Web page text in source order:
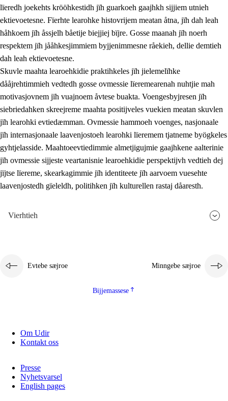
lïeredh joekehts krööhkestidh jïh guarkoeh gaajhkh sijjiem utnieh
ektievoetesne. Fïerhte learohke histovrijem meatan åtna, jïh dah leah
håhkoem jïh åssjelh båetije biejjiej bïjre. Gosse maanah jïh noerh
respektem jïh jååhkesjimmiem byjjenimmesne råekieh, dellie demtieh
dah leah ektievoetesne.
Skuvle maahta learoehkidie praktihkeles jïh jielemelïhke
dååjrehtimmieh vedtedh gosse ovmessie lïeremearenah nuhtjie mah
motivasjovnem jïh vuajnoem åvtese buakta. Voengesbyjresen jïh
siebriedahken skreejreme maahta positijveles vuekien meatan skuvlen
jïh learohki evtiedæmman. Ovmessie hammoeh voenges, nasjonaale
jïh internasjonaale laavenjostoeh learohki lïeremem tjatneme byögkeles
gyhtjelasside. Maahtoeevtiedimmie almetjigujmie gaajhkene aalterinie
jïh ovmessie sijjeste veartanisnie learoehkidie perspektijvh vedtieh dej
jïjtse lïereme, skearkagimmie jïh identiteete jïh aarvoem vuesehte
laavenjostedh gïeleldh, politihken jïh kulturellen rastaj dåaresth.
Vierhtieh
Evtebe sæjroe Minngebe sæjroe
Bijjemassese
Om Udir
Kontakt oss
Presse
Nyhetsvarsel
English pages